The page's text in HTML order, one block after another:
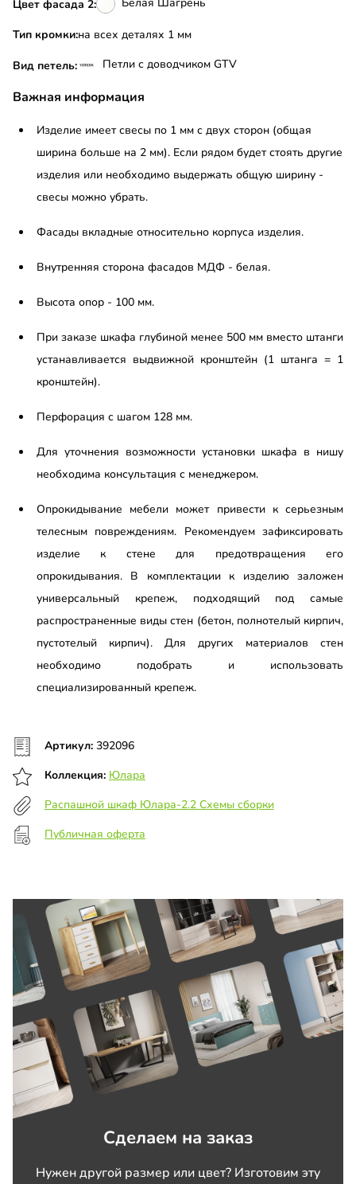
Цвет фасада 2:
Тип кромки:на всех деталях 1 мм
Вид петель: Петли с доводчиком GTV
Важная информация
Изделие имеет свесы по 1 мм с двух сторон (общая
ширина больше на 2 мм). Если рядом будет стоять другие
изделия или необходимо выдержать общую ширину -
свесы можно убрать.
Фасады вкладные относительно корпуса изделия.
Внутренняя сторона фасадов МДФ - белая.
Высота опор - 100 мм.
При заказе шкафа глубиной менее 500 мм вместо штанги
устанавливается выдвижной кронштейн (1 штанга = 1
кронштейн).
Перфорация с шагом 128 мм.
Для уточнения возможности установки шкафа в нишу
необходима консультация с менеджером.
Опрокидывание мебели может привести к серьезным
телесным повреждениям. Рекомендуем зафиксировать
изделие к стене для предотвращения его
опрокидывания. В комплектации к изделию заложен
универсальный крепеж, подходящий под самые
распространенные виды стен (бетон, полнотелый кирпич,
пустотелый кирпич). Для других материалов стен
необходимо подобрать и использовать
специализированный крепеж.
Артикул: 392096
Коллекция: Юлара
Распашной шкаф Юлара-2.2 Схемы сборки
Публичная оферта
Сделаем на заказ
Нужен другой размер или цвет? Изготовим эту